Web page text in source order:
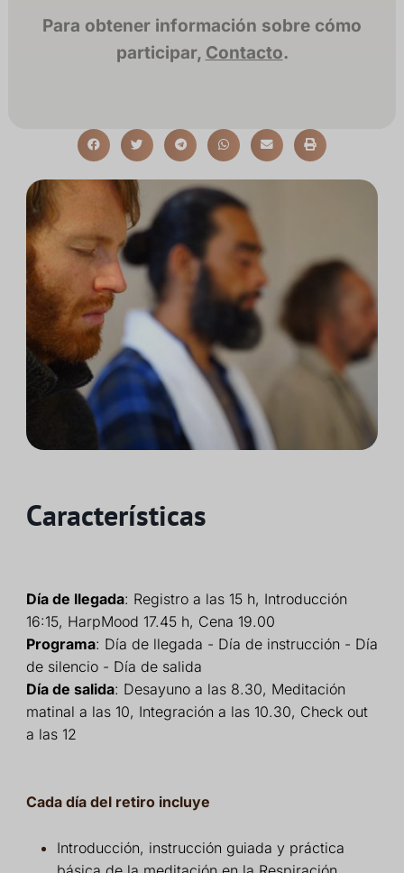
Características
Día de llegada: Registro a las 15 h, Introducción
16:15, HarpMood 17.45 h, Cena 19.00
Programa: Día de llegada - Día de instrucción - Día
de silencio - Día de salida
Día de salida: Desayuno a las 8.30, Meditación
matinal a las 10, Integración a las 10.30, Check out
a las 12
Cada día del retiro incluye
Introducción, instrucción guiada y práctica
Para obtener información sobre cómo
participar, Contacto.